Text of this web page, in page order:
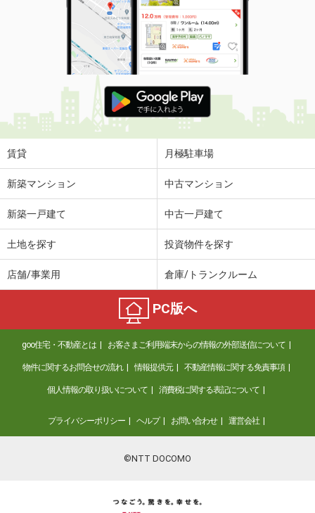
賃貸 月極駐車場
新築マンション 中古マンション
新築一戸建て 中古一戸建て
土地を探す 投資物件を探す
店舗/事業用 倉庫/トランクルーム
PC版へ
goo住宅・不動産とは お客さまご利用端末からの情報の外部送信について
物件に関するお問合せの流れ 情報提供元 不動産情報に関する免責事項
個人情報の取り扱いについて 消費税に関する表記について
プライバシーポリシー ヘルプ お問い合わせ 運営会社
©NTT DOCOMO